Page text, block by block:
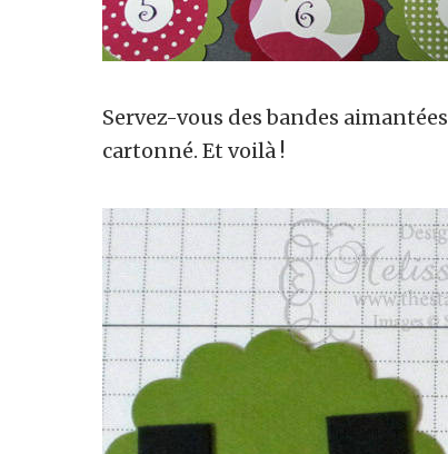
Servez-vous des bandes
cartonné. Et voilà !